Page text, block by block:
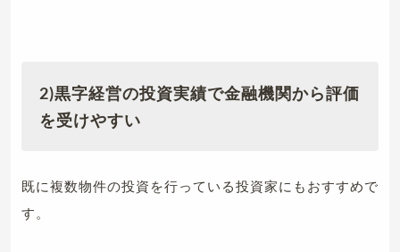
2)黒字経営の投資実績で金融機関から評価
を受けやすい
既に複数物件の投資を行っている投資家にもおすすめで
す。